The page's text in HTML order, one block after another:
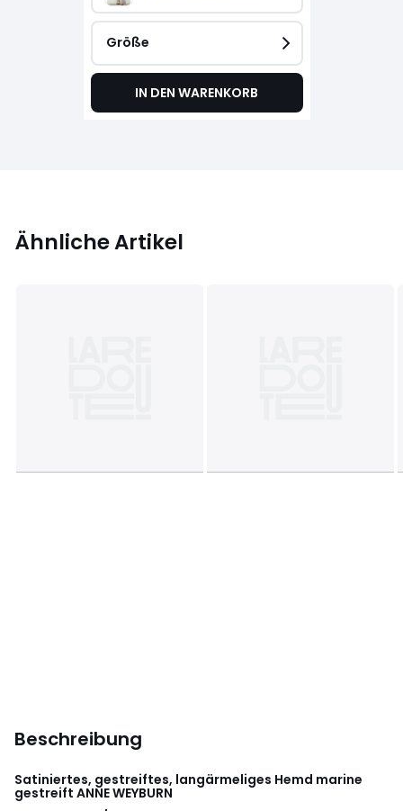
Größe
IN DEN WARENKORB
Ähnliche Artikel
Beschreibung
Satiniertes, gestreiftes, langärmeliges Hemd marine
gestreift ANNE WEYBURN